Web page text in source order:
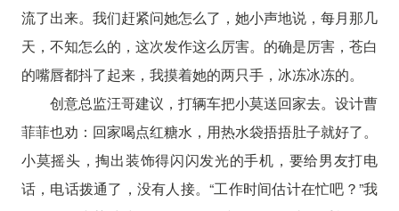
流了出来。我们赶紧问她怎么了，她小声地说，每月那几
天，不知怎么的，这次发作这么厉害。的确是厉害，苍白
的嘴唇都抖了起来，我摸着她的两只手，冰冻冰冻的。
创意总监汪哥建议，打辆车把小莫送回家去。设计曹
菲菲也劝：回家喝点红糖水，用热水袋捂捂肚子就好了。
小莫摇头，掏出装饰得闪闪发光的手机，要给男友打电
话，电话拨通了，没有人接。“工作时间估计在忙吧？”我